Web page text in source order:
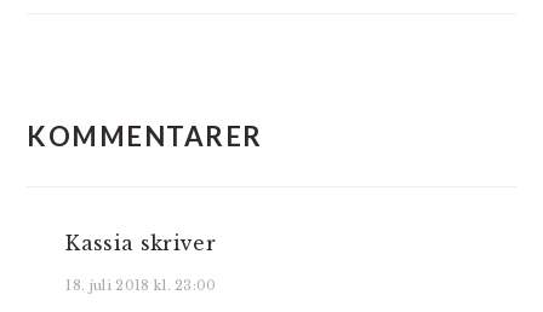
KOMMENTARER
Kassia skriver
18. juli 2018 kl. 23:00